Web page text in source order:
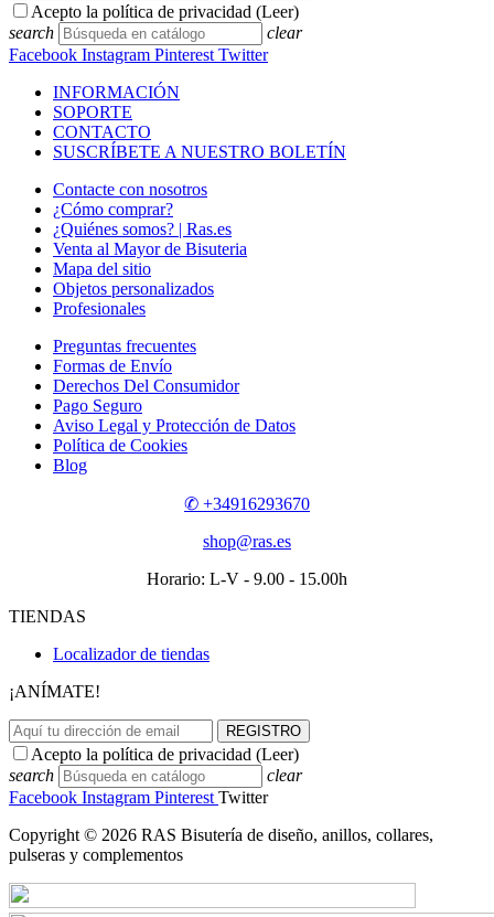
Acepto la política de privacidad (Leer)
search
clear
Facebook Instagram Pinterest Twitter
INFORMACIÓN
SOPORTE
CONTACTO
SUSCRÍBETE A NUESTRO BOLETÍN
Contacte con nosotros
¿Cómo comprar?
¿Quiénes somos? | Ras.es
Venta al Mayor de Bisuteria
Mapa del sitio
Objetos personalizados
Profesionales
Preguntas frecuentes
Formas de Envío
Derechos Del Consumidor
Pago Seguro
Aviso Legal y Protección de Datos
Política de Cookies
Blog
✆ +34916293670
shop@ras.es
Horario: L-V - 9.00 - 15.00h
TIENDAS
Localizador de tiendas
¡ANÍMATE!
REGISTRO
Acepto la política de privacidad (Leer)
search
clear
Facebook Instagram Pinterest Twitter
Copyright © 2026 RAS Bisutería de diseño, anillos, collares,
pulseras y complementos